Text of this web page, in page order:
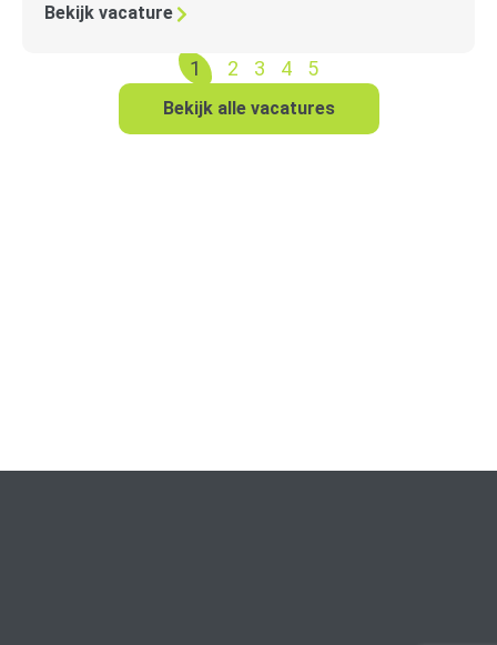
Bekijk vacature
1 2 3 4 5
Bekijk alle vacatures